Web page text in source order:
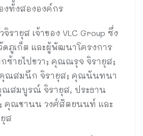
งทั้งสององค์กร
รายุส เจ้าของ VLC Group ซึ่ง
ภูเก็ต และผู้พัฒนาโครงการ
กซ้ายไปขวา; คุณณรุจ จิรายุส;
ณสมนึก จิรายุส; คุณนันทนา
สมบูรณ์ จิรายุส, ประธาน
คุณชานน วงศ์สัตยนนท์ และ
ส